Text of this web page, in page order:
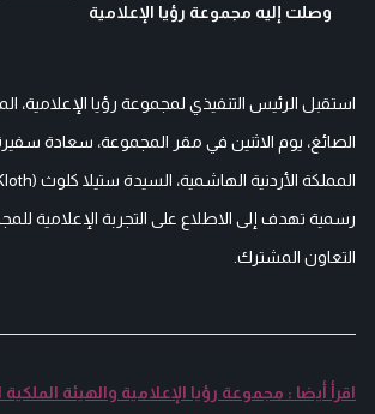
وصلت إليه مجموعة رؤيا الإعلامية
استقبل الرئيس التنفيذي لمجموعة رؤيا
الصائغ، يوم الاثنين في مقر المجموعة، سعادة
رسمية تهدف إلى الاطلاع على التجربة الإعلامية
التعاون المشترك.
اقرأ أيضا : مجموعة رؤيا الإعلامية والهيئة الملكية